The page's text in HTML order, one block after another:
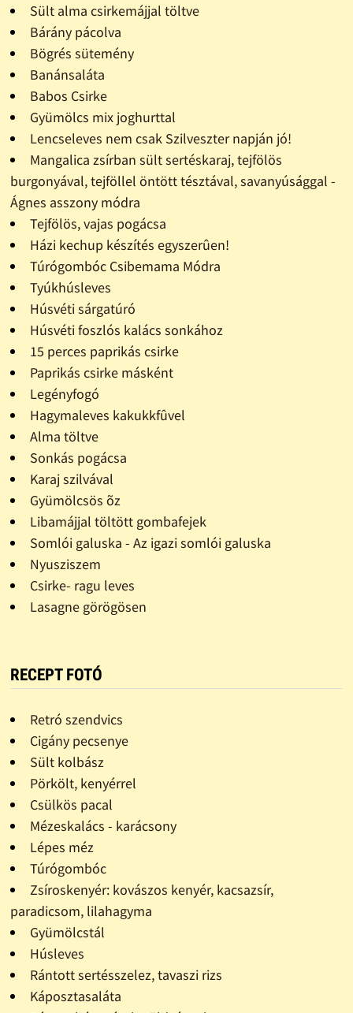
Sült alma csirkemájjal töltve
Bárány pácolva
Bögrés sütemény
Banánsaláta
Babos Csirke
Gyümölcs mix joghurttal
Lencseleves nem csak Szilveszter napján jó!
Mangalica zsírban sült sertéskaraj, tejfölös
burgonyával, tejföllel öntött tésztával, savanyúsággal -
Ágnes asszony módra
Tejfölös, vajas pogácsa
Házi kechup készítés egyszerûen!
Túrógombóc Csibemama Módra
Tyúkhúsleves
Húsvéti sárgatúró
Húsvéti foszlós kalács sonkához
15 perces paprikás csirke
Paprikás csirke másként
Legényfogó
Hagymaleves kakukkfûvel
Alma töltve
Sonkás pogácsa
Karaj szilvával
Gyümölcsös õz
Libamájjal töltött gombafejek
Somlói galuska - Az igazi somlói galuska
Nyusziszem
Csirke- ragu leves
Lasagne görögösen
RECEPT FOTÓ
Retró szendvics
Cigány pecsenye
Sült kolbász
Pörkölt, kenyérrel
Csülkös pacal
Mézeskalács - karácsony
Lépes méz
Túrógombóc
Zsíroskenyér: kovászos kenyér, kacsazsír,
paradicsom, lilahagyma
Gyümölcstál
Húsleves
Rántott sertésszelez, tavaszi rizs
Káposztasaláta